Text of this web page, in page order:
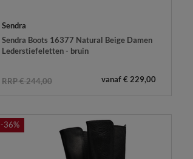
Sendra
Sendra Boots 16377 Natural Beige Damen
Lederstiefeletten - bruin
RRP € 244,00 vanaf € 229,00
-36%